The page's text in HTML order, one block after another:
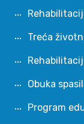
Treća
Obuka
Program